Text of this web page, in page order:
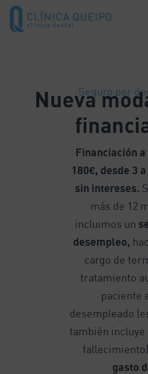
Seguro por
Nueva
Financiación
180€, desde 3
sin intereses.
más de 12
incluimos un
desempleo,
cargo de
tratamiento
paciente
desempleado
también incluye
fallecimiento).
gasto